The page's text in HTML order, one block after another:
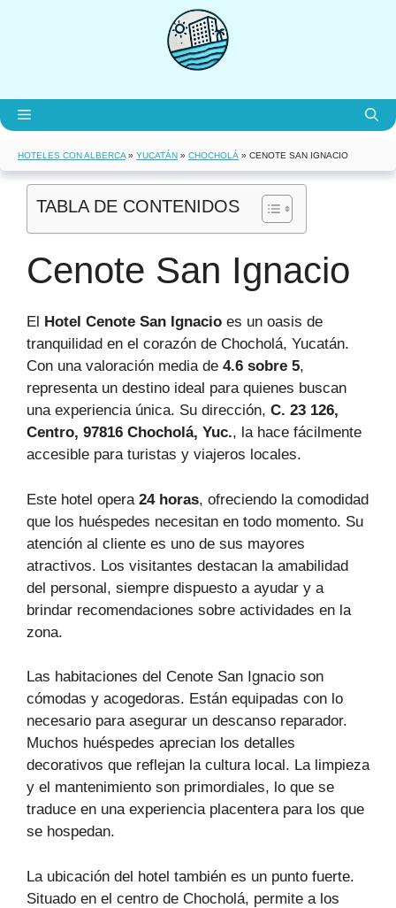
Menú
HOTELES CON ALBERCA » YUCATÁN » CHOCHOLÁ » CENOTE SAN IGNACIO
TABLA DE CONTENIDOS
Cenote San Ignacio
El Hotel Cenote San Ignacio es un oasis de
tranquilidad en el corazón de Chocholá, Yucatán.
Con una valoración media de 4.6 sobre 5,
representa un destino ideal para quienes buscan
una experiencia única. Su dirección, C. 23 126,
Centro, 97816 Chocholá, Yuc., la hace fácilmente
accesible para turistas y viajeros locales.
Este hotel opera 24 horas, ofreciendo la comodidad
que los huéspedes necesitan en todo momento. Su
atención al cliente es uno de sus mayores
atractivos. Los visitantes destacan la amabilidad
del personal, siempre dispuesto a ayudar y a
brindar recomendaciones sobre actividades en la
zona.
Las habitaciones del Cenote San Ignacio son
cómodas y acogedoras. Están equipadas con lo
necesario para asegurar un descanso reparador.
Muchos huéspedes aprecian los detalles
decorativos que reflejan la cultura local. La limpieza
y el mantenimiento son primordiales, lo que se
traduce en una experiencia placentera para los que
se hospedan.
La ubicación del hotel también es un punto fuerte.
Situado en el centro de Chocholá, permite a los